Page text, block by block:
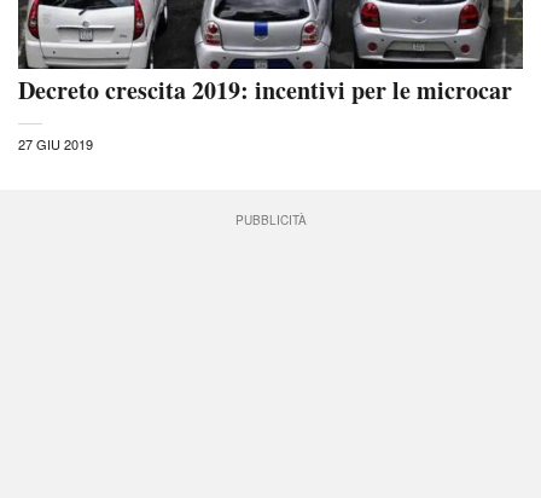
Decreto crescita 2019: incentivi per le microcar
27 GIU 2019
PUBBLICITÀ